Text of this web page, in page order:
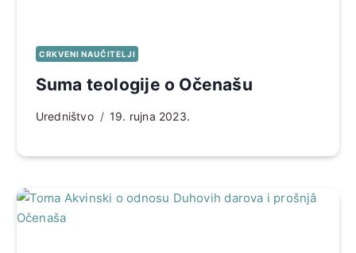
CRKVENI NAUČITELJI
Suma teologije o Očenašu
Uredništvo 19. rujna 2023.